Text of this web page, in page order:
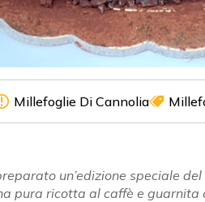
Millefoglie Di Cannolia
un’edizione speciale
pura ricotta al caffè e guarnita